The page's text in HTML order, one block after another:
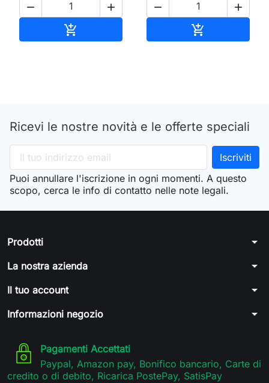
 

 

Ricevi le nostre novità e le offerte speciali
Puoi annullare l'iscrizione in ogni momenti. A questo
scopo, cerca le info di contatto nelle note legali.
Prodotti arrow_drop_down
La nostra azienda arrow_drop_down
Il tuo account arrow_drop_down
Informazioni negozio arrow_drop_down
Pagamenti Accettati
Paypal, Amazon pay, Bonifico bancario, Carte di
credito o di debito, Ricarica PostePay, SatisPay